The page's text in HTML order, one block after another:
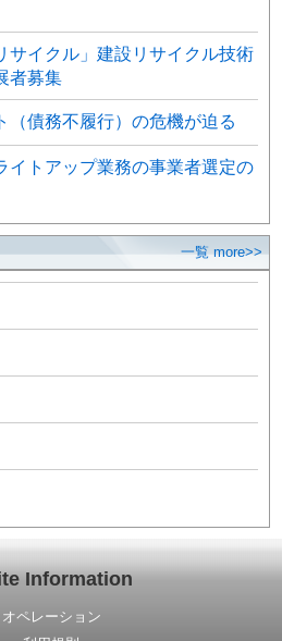
サイクル」建設リサイクル技術
者募集
（債務不履行）の危機が迫る
イトアップ業務の事業者選定の
一覧 more>>
Information
オペレーション